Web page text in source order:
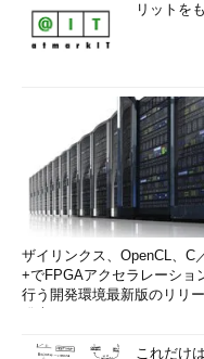
サーバCPU
だけでなく、仮想
Indexing）も持
ならばほとんど備
GPU
3D処理をサポー
ド。将来は分か
バ上に物理グラフ
内蔵グラフィッ
ン・メモリとは独
重要だが、多数
は、なるべく多く
のが望ましい。
ることもできる
のものがインス
リットを
ザイリンクス、OpenCL、C
+でFPGAアクセラレーショ
行う開発環境最新版のリリ
これだけ